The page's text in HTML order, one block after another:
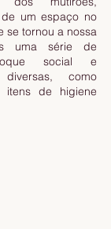
um espaço no
se tornou a nossa
uma série de
social e
como
itens de higiene